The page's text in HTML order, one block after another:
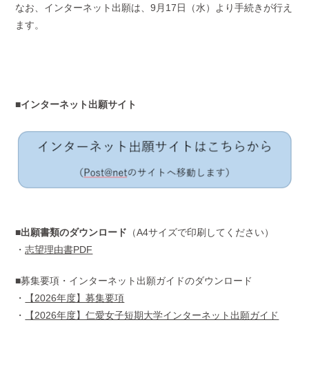
なお、インターネット出願は、9月17日（水）より手続きが行え
ます。
■インターネット出願サイト
■出願書類のダウンロード （A4サイズで印刷してください）
・志望理由書PDF
■募集要項・インターネット出願ガイドのダウンロード
・
【2026年度】募集要項
・
【2026年度】仁愛女子短期大学インターネット出願ガイド